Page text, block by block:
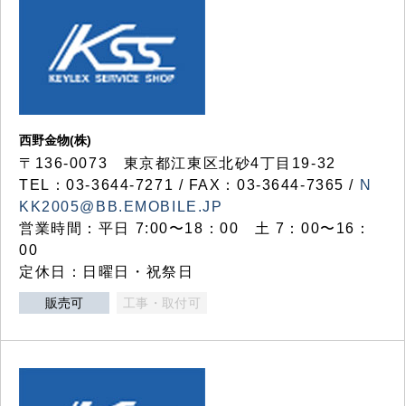
西野金物(株)
〒136-0073 東京都江東区北砂4丁目19-32
TEL：03‐3644‐7271 / FAX：03-3644-7365 / N
KK2005@BB.EMOBILE.JP
営業時間：平日 7:00〜18：00 土 7：00〜16：
00
定休日：日曜日・祝祭日
販売可 工事・取付可